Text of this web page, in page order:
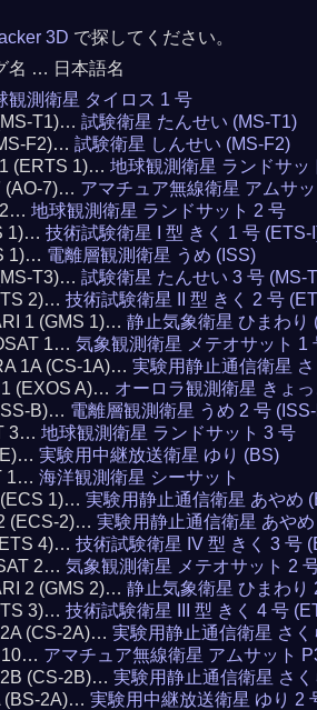
3D で探してください。
名 … 日本語名
観測衛星 タイロス 1 号
T1)… 試験衛星 たんせい (MS-T1)
F2)… 試験衛星 しんせい (MS-F2)
(ERTS 1)… 地球観測衛星 ランドサッ
(AO-7)… アマチュア無線衛星 アムサ
2… 地球観測衛星 ランドサット 2 号
1)… 技術試験衛星 I 型 きく 1 号 (ETS-
1)… 電離層観測衛星 うめ (ISS)
T3)… 試験衛星 たんせい 3 号 (MS-
2)… 技術試験衛星 II 型 きく 2 号
1 (GMS 1)… 静止気象衛星 ひまわり
1… 気象観測衛星 メテオサット 1
1A (CS-1A)… 実験用静止通信衛星
(EXOS A)… オーロラ観測衛星 きょ
B)… 電離層観測衛星 うめ 2 号
3… 地球観測衛星 ランドサット 3 号
実験用中継放送衛星 ゆり (BS)
1… 海洋観測衛星 シーサット
(ECS 1)… 実験用静止通信衛星 あやめ
(ECS-2)… 実験用静止通信衛星 あや
4)… 技術試験衛星 IV 型 きく 3 号
2… 気象観測衛星 メテオサット 2
2 (GMS 2)… 静止気象衛星 ひまわり
3)… 技術試験衛星 III 型 きく 4 号
(CS-2A)… 実験用静止通信衛星 さ
10… アマチュア無線衛星 アムサット
2B (CS-2B)… 実験用静止通信衛星 さ
(BS-2A)… 実験用中継放送衛星 ゆり 2